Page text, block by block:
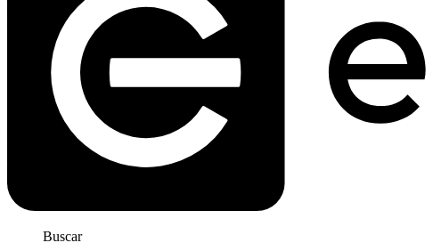
Buscar